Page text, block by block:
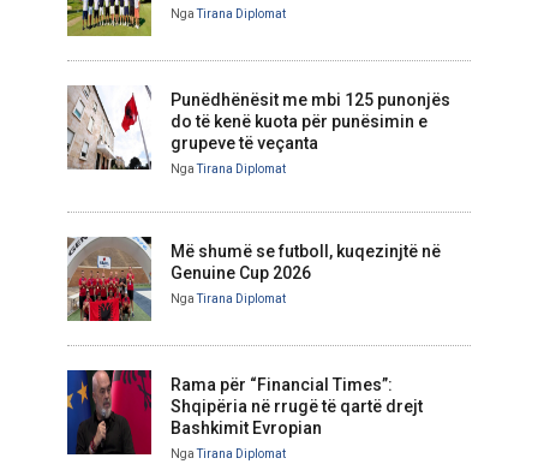
Nga Tirana Diplomat
Punëdhënësit me mbi 125 punonjës
do të kenë kuota për punësimin e
grupeve të veçanta
Nga Tirana Diplomat
Më shumë se futboll, kuqezinjtë në
Genuine Cup 2026
Nga Tirana Diplomat
Rama për “Financial Times”:
Shqipëria në rrugë të qartë drejt
Bashkimit Evropian
Nga Tirana Diplomat